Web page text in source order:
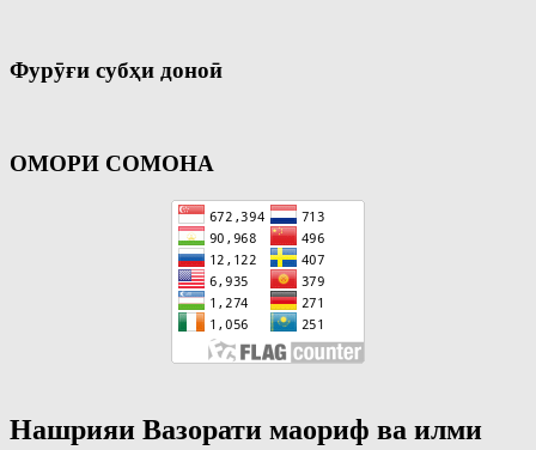
Фурӯғи субҳи доноӣ
ОМОРИ СОМОНА
Нашрияи Вазорати маориф ва илми